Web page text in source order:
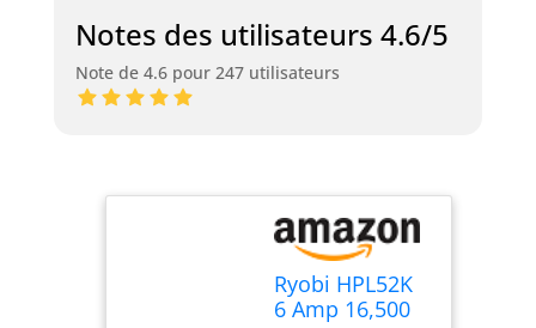
Notes des utilisateurs 4.6/5
Note de 4.6 pour 247 utilisateurs
Ryobi HPL52K
6 Amp 16,500